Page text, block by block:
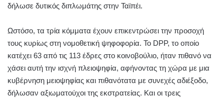
δήλωσε δυτικός διπλωμάτης στην Ταϊπέι.
Ωστόσο, τα τρία κόμματα έχουν επικεντρώσει την προσοχή
τους κυρίως στη νομοθετική ψηφοφορία. Το DPP, το οποίο
κατέχει 63 από τις 113 έδρες στο κοινοβούλιο, ήταν πιθανό να
χάσει αυτή την ισχνή πλειοψηφία, αφήνοντας τη χώρα με μια
κυβέρνηση μειοψηφίας και πιθανότατα με συνεχές αδιέξοδο,
δήλωσαν αξιωματούχοι της εκστρατείας. Και οι τρεις